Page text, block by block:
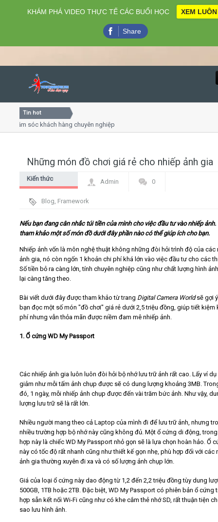
Close
Home
Giới thiệu
Kiến thức
Tin hot
sóc khách hàng chuyên nghiệp
Những món đồ chơi giá rẻ cho nhiếp ảnh gia
Kiến thức
Admin 0
Blog, Framework
Nếu bạn đang cân nhắc túi tiền của mình cho việc đầu tư vào nhiếp ảnh.
tham khảo một số món đồ dưới đây phần nào có thể giúp ích cho bạn.
Nhiếp ảnh vốn là môn nghệ thuật không những đòi hỏi trình độ của các
ảnh gia, nó còn ngốn 1 khoản chi phí khá lớn vào việc đầu tư cho các
Số tiền bỏ ra càng lớn, tính chuyên nghiệp cũng như chất lượng hình
lại càng tăng theo.
Bài viết dưới đây được tham khảo từ trang Digital Camera Worldsẽ gợi
bạn đọc một số món "đồ chơi" giá rẻ dưới 2,5 triệu đồng, giúp tiết kiệm
phí nhưng vẫn thỏa mãn được niềm đam mê nhiếp ảnh.
1. Ổ cứng WD My Passport
Các nhiếp ảnh gia luôn luôn đòi hỏi bộ nhớ lưu trữ ảnh rất cao. Lấy ví dụ
giảm như mỗi tấm ảnh chụp được sẽ có dung lượng khoảng 3MB.
đó, 1 ngày, mỗi nhiếp ảnh chụp được đến vài trăm bức ảnh. Như vậy,
lượng lưu trữ sẽ là rất lớn.
Nhiều người mang theo cả Laptop của mình đi để lưu trữ ảnh, nhưng
nhiều trường hợp bộ nhớ này cũng không đủ. Một ổ cứng di động,
hợp này là chiếc WD My Passport nhỏ gọn sẽ là lựa chọn hoàn hảo. Ổ
này có tốc độ rất nhanh cũng như thiết kế gọn nhẹ, phù hợp đối với các
ảnh gia thường xuyên đi xa và có số lượng ảnh chụp lớn.
Giá của loại ổ cứng này dao động từ 1,2 đến 2,2 triệu đồng tùy dung
500GB, 1TB hoặc 2TB. Đặc biệt, WD My Passport có phiên bản ổ cứng
hợp sẵn kết nối Wi-Fi cũng như có khe cắm thẻ nhớ SD, rất thuận tiện
sao lưu hình ảnh.
KHÁM PHÁ VIDEO THỰC TẾ CÁC BUỔI HỌC XEM LUÔN
Share